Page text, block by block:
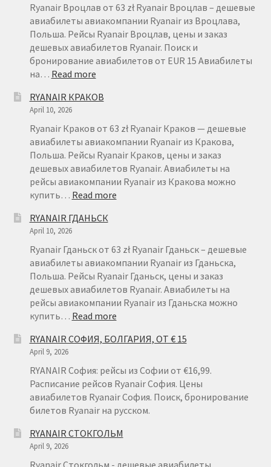
Ryanair Вроцлав от 63 zł Ryanair Вроцлав – дешевые
авиабилеты авиакомпании Ryanair из Вроцлава,
Польша. Рейсы Ryanair Вроцлав, цены и заказ
дешевых авиабилетов Ryanair. Поиск и
бронирование авиабилетов от EUR 15 Авиабилеты
на… Read more:
ВРОЦЛАВ
RYANAIR КРАКОВ
April 10, 2026
Ryanair Краков от 63 zł Ryanair Краков — дешевые
авиабилеты авиакомпании Ryanair из Кракова,
Польша. Рейсы Ryanair Краков, цены и заказ
дешевых авиабилетов Ryanair. Авиабилеты на
рейсы авиакомпании Ryanair из Кракова можно
купить… Read more:
RYANAIR ГДАНЬСК
April 10, 2026
Ryanair Гданьск от 63 zł Ryanair Гданьск – дешевые
авиабилеты авиакомпании Ryanair из Гданьска,
Польша. Рейсы Ryanair Гданьск, цены и заказ
дешевых авиабилетов Ryanair. Авиабилеты на
рейсы авиакомпании Ryanair из Гданьска можно
купить… Read more:
ГДАНЬСК
RYANAIR СОФИЯ, БОЛГАРИЯ, ОТ € 15
April 9, 2026
RYANAIR София: рейсы из Софии от €16,99.
Расписание рейсов Ryanair София. Цены
авиабилетов Ryanair София. Поиск, бронирование
билетов Ryanair на русском.
RYANAIR СТОКГОЛЬМ
April 9, 2026
Ryanair Стокгольм - дешевые авиабилеты